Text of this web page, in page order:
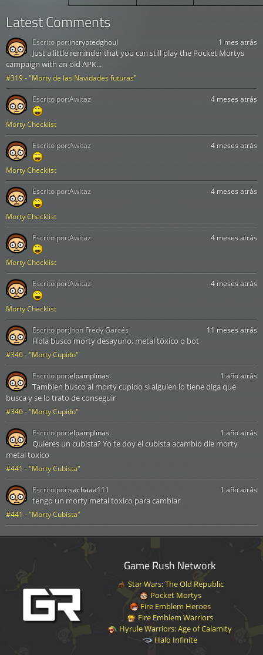
Latest Comments
#319 - "Morty de las Navidades futuras"
1 mes atrás
Just a little reminder that you can still play the Pocket Mortys
campaign with an old APK...
Escrito por:incryptedghoul
Morty Checklist
4 meses atrás
Escrito por:Awitaz
Morty Checklist
4 meses atrás
Escrito por:Awitaz
Morty Checklist
4 meses atrás
Escrito por:Awitaz
Morty Checklist
4 meses atrás
Escrito por:Awitaz
Morty Checklist
4 meses atrás
Escrito por:Awitaz
#346 - "Morty Cupido"
11 meses atrás
Hola busco morty desayuno, metal tóxico o bot
Escrito por:Jhon Fredy Garcés
#346 - "Morty Cupido"
1 año atrás
Tambien busco al morty cupido si alguien lo tiene diga que
busca y se lo trato de conseguir
Escrito por:elpamplinas.
#441 - "Morty Cubista"
1 año atrás
Quieres un cubista? Yo te doy el cubista acambio dle morty
metal toxico
Escrito por:elpamplinas.
#441 - "Morty Cubista"
1 año atrás
tengo un morty metal toxico para cambiar
Escrito por:sachaaa111
Game Rush Network
Star Wars: The Old Republic
Pocket Mortys
Fire Emblem Heroes
Fire Emblem Warriors
Hyrule Warriors: Age of Calamity
Halo Infinite